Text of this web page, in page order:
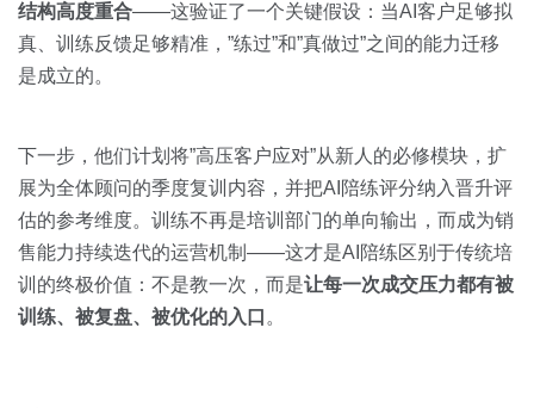
结构高度重合——这验证了一个关键假设：当AI客户足够拟
真、训练反馈足够精准，”练过”和”真做过”之间的能力迁移
是成立的。
下一步，他们计划将”高压客户应对”从新人的必修模块，扩
展为全体顾问的季度复训内容，并把AI陪练评分纳入晋升评
估的参考维度。训练不再是培训部门的单向输出，而成为销
售能力持续迭代的运营机制——这才是AI陪练区别于传统培
训的终极价值：不是教一次，而是让每一次成交压力都有被
训练、被复盘、被优化的入口 。